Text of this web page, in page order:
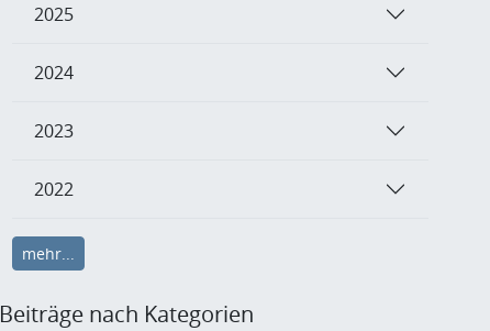
2025
2024
2023
2022
mehr...
Beiträge nach Kategorien